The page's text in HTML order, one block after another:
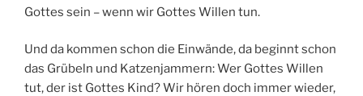
Gottes sein – wenn wir Gottes Willen tun.
Und da kommen schon die Einwände, da beginnt schon
das Grübeln und Katzenjammern: Wer Gottes Willen
tut, der ist Gottes Kind? Wir hören doch immer wieder,